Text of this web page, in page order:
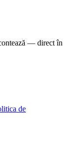
— direct în
de